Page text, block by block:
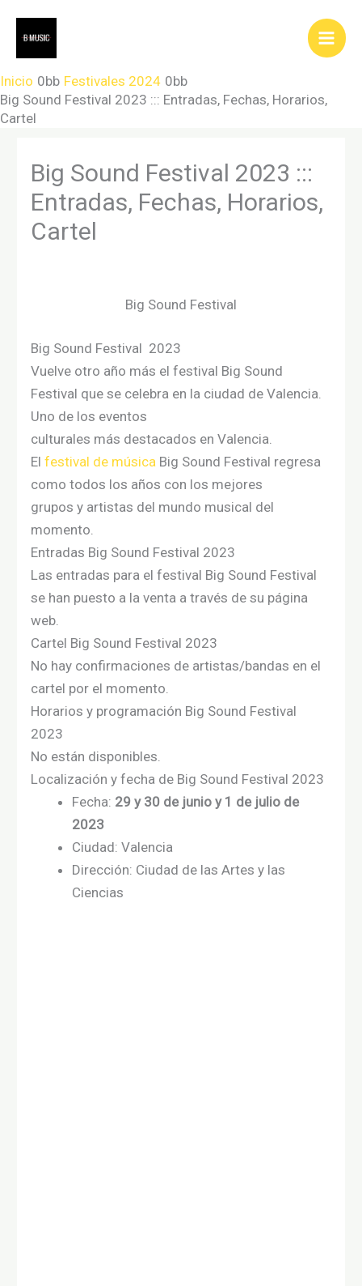
contenido
Inicio
Festivales 2024
Big Sound Festival 2023 ::: Entradas, Fechas, Horarios,
Cartel
Big Sound Festival 2023 :::
Entradas, Fechas, Horarios,
Cartel
Big Sound Festival
Big Sound Festival 2023
Vuelve otro año más el festival Big Sound
Festival que se celebra en la ciudad de Valencia.
Uno de los eventos
culturales más destacados en Valencia.
El festival de música Big Sound Festival regresa
como todos los años con los mejores
gruposy artistas del mundo musical del
momento
Entradas Big Sound Festival 2023
Las entradas para el festival Big Sound Festival
se han puesto a la venta a través de su página
web.
Cartel Big Sound Festival 2023
No hay confirmaciones de artistas/bandas en el
cartel por el momento.
Horarios y programación Big Sound Festival
2023
No están disponibles.
Localización y fecha de Big Sound Festival 2023
Fecha: 29 y 30 de junio y 1 de julio de
2023
Ciudad: Valencia
Dirección: Ciudad de las Artes y las
Ciencias